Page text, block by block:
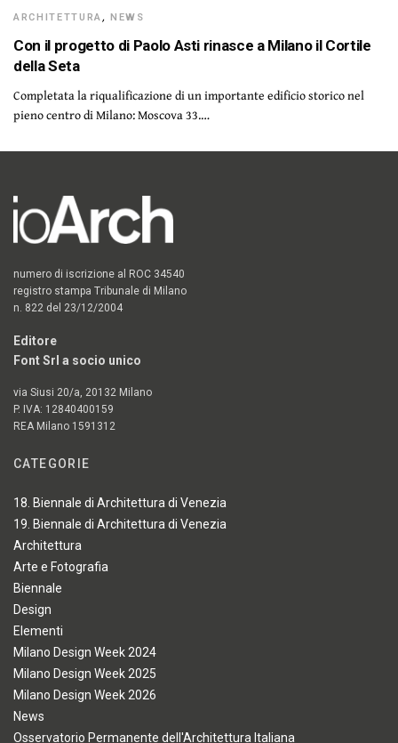
ARCHITETTURA,NEWS
Con il progetto di Paolo Asti rinasce a Milano il Cortile
della Seta
Completata la riqualificazione di un importante edificio storico nel
pieno centro di Milano: Moscova 33.…
numero di iscrizione al ROC 34540
registro stampa Tribunale di Milano
n. 822 del 23/12/2004
Editore
Font Srl a socio unico
via Siusi 20/a, 20132 Milano
P. IVA: 12840400159
REA Milano 1591312
CATEGORIE
18. Biennale di Architettura di Venezia
19. Biennale di Architettura di Venezia
Architettura
Arte e Fotografia
Biennale
Design
Elementi
Milano Design Week 2024
Milano Design Week 2025
Milano Design Week 2026
News
Osservatorio Permanente dell'Architettura Italiana